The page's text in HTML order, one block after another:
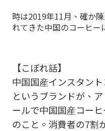
時は2019年11月、確か
れてきた中国のコーヒー
【こぼれ話】
中国国産インスタン
というブランドが、
ールで中国国産コー
のこと。消費者の7割